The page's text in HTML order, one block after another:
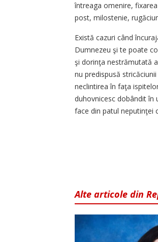
întreaga omenire,
post, milostenie,
Există cazuri când
Dumnezeu şi te poate
şi dorinţa nestrămutată
nu predispusă
neclintirea în faţa
duhovnicesc dobândit în
face din patul neputinţei
Alte articole din